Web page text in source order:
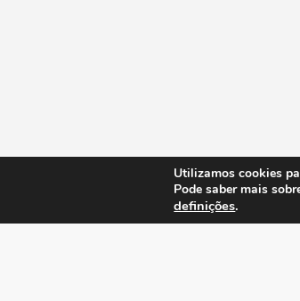
Utilizamos cookies
Pode saber mais
definições.